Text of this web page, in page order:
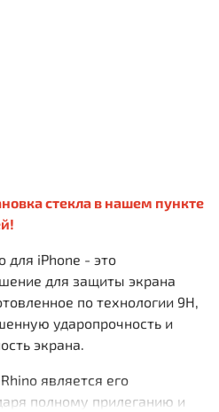
стекла в нашем пункте
для iPhone - это
для защиты экрана
по технологии 9H,
ударопрочность и
экрана.
является его
полному прилеганию и